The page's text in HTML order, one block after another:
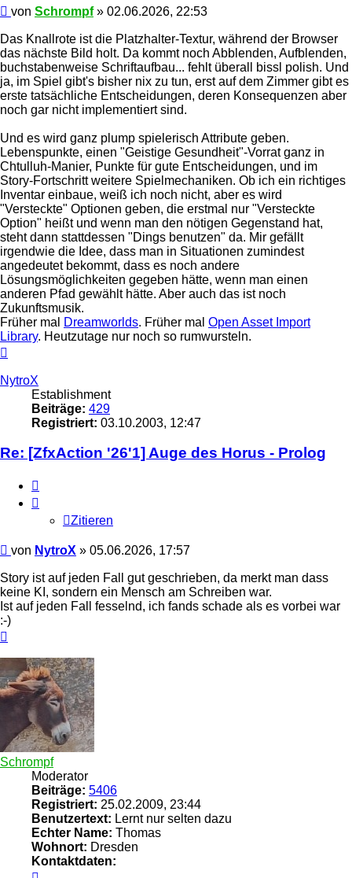
Beitrag
von Schrompf» 02.06.2026, 22:53
Das Knallrote ist die Platzhalter-Textur, während der Browser
das nächste Bild holt. Da kommt noch Abblenden, Aufblenden,
buchstabenweise Schriftaufbau... fehlt überall bissl polish. Und
ja, im Spiel gibt's bisher nix zu tun, erst auf dem Zimmer gibt es
erste tatsächliche Entscheidungen, deren Konsequenzen aber
noch gar nicht implementiert sind.
Und es wird ganz plump spielerisch Attribute geben.
Lebenspunkte, einen "Geistige Gesundheit"-Vorrat ganz in
Chtulluh-Manier, Punkte für gute Entscheidungen, und im
Story-Fortschritt weitere Spielmechaniken. Ob ich ein richtiges
Inventar einbaue, weiß ich noch nicht, aber es wird
"Versteckte" Optionen geben, die erstmal nur "Versteckte
Option" heißt und wenn man den nötigen Gegenstand hat,
steht dann stattdessen "Dings benutzen" da. Mir gefällt
irgendwie die Idee, dass man in Situationen zumindest
angedeutet bekommt, dass es noch andere
Lösungsmöglichkeiten gegeben hätte, wenn man einen
anderen Pfad gewählt hätte. Aber auch das ist noch
Zukunftsmusik.
Früher mal
Dreamworlds. Früher mal Open Asset Import
Library. Heutzutage nur noch so rumwursteln.
NytroX
Establishment
Beiträge: 429
Registriert: 03.10.2003, 12:47
Re: [ZfxAction '26'1] Auge des Horus - Prolog
Zitieren
Beitrag
von NytroX » 05.06.2026, 17:57
Story ist auf jeden Fall gut geschrieben, da merkt man dass
keine KI, sondern ein Mensch am Schreiben war.
Ist auf jeden Fall fesselnd, ich fands schade als es vorbei war
:-)
Schrompf
Moderator
Beiträge: 5406
Registriert: 25.02.2009, 23:44
Benutzertext: Lernt nur selten dazu
Echter Name: Thomas
Wohnort: Dresden
Kontaktdaten: